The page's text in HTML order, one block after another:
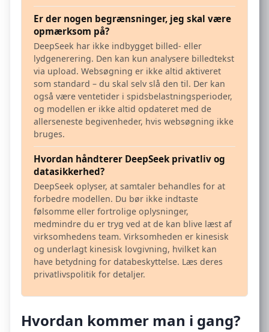
Er der nogen begrænsninger, jeg skal være
opmærksom på?
DeepSeek har ikke indbygget billed- eller
lydgenerering. Den kan kun analysere billedtekst
via upload. Websøgning er ikke altid aktiveret
som standard – du skal selv slå den til. Der kan
også være ventetider i spidsbelastningsperioder,
og modellen er ikke altid opdateret med de
allerseneste begivenheder, hvis websøgning ikke
bruges.
Hvordan håndterer DeepSeek privatliv og
datasikkerhed?
DeepSeek oplyser, at samtaler behandles for at
forbedre modellen. Du bør ikke indtaste
følsomme eller fortrolige oplysninger,
medmindre du er tryg ved at de kan blive læst af
virksomhedens team. Virksomheden er kinesisk
og underlagt kinesisk lovgivning, hvilket kan
have betydning for databeskyttelse. Læs deres
privatlivspolitik for detaljer.
Hvordan kommer man i gang?